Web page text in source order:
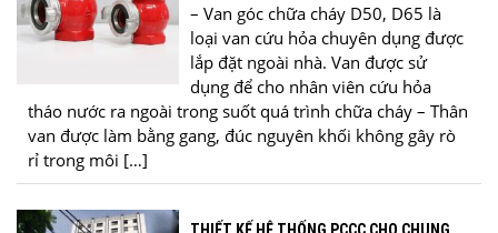
– Van góc chữa cháy D50, D65 là
loại van cứu hỏa chuyên dụng được
lắp đặt ngoài nhà. Van được sử
dụng để cho nhân viên cứu hỏa
tháo nước ra ngoài trong suốt quá trình chữa cháy – Thân
van được làm bằng gang, đúc nguyên khối không gây rò
rỉ trong môi […]